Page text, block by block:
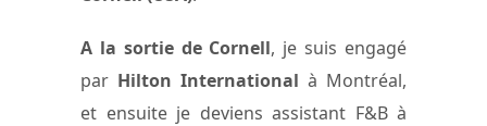
A la sortie de Cornell, je suis engagé
par Hilton International à Montréal,
et ensuite je deviens assistant F&B à